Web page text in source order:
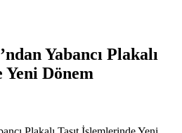
Yabancı Plakalı
Yeni Dönem